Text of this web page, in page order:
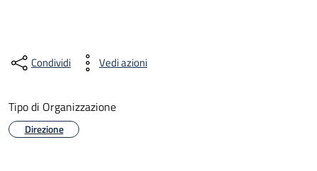
Condividi Vedi azioni
Tipo di Organizzazione
Direzione